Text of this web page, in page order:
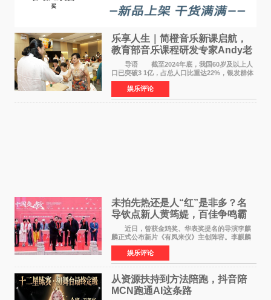
乐享人生｜简橙音乐新课启航，
教育部音乐课程研发专家Andy老
师重磅入驻领航银龄琴声
导语 截至2024年底，我国60岁及以上人
口已突破3 1亿，占总人口比重达22%，银发群体
的精神文化需求日益凸显。2024年1月，国务院办
公厅印发《关于发展银发经济增进老年人福祉的
意见》——这是
娱乐评论
未拍先热还是人“红”是非多？名
导钦点新人黄筠媞，百佳争鸣霸
气回应
近日，曾获金鸡奖、华表奖提名的导演李麒
麟正式公布新片《有凤来仪》主创阵容。李麒麟
早年凭电影《华容道》获得金鸡奖、华表奖提
名，此后长期参与国内外电影制作，其担任制片
人参与的作品亦曾
娱乐评论
从资源扶持到方法陪跑，抖音陪
MCN跑通AI这条路